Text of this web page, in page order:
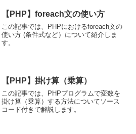
【PHP】foreach文の使い方
この記事では、PHPにおけるforeach文の
使い方 (条件式など）について紹介しま
す。
【PHP】掛け算（乗算）
この記事では、PHPプログラムで変数を
掛け算（乗算）する方法についてソース
コード付きで解説します。